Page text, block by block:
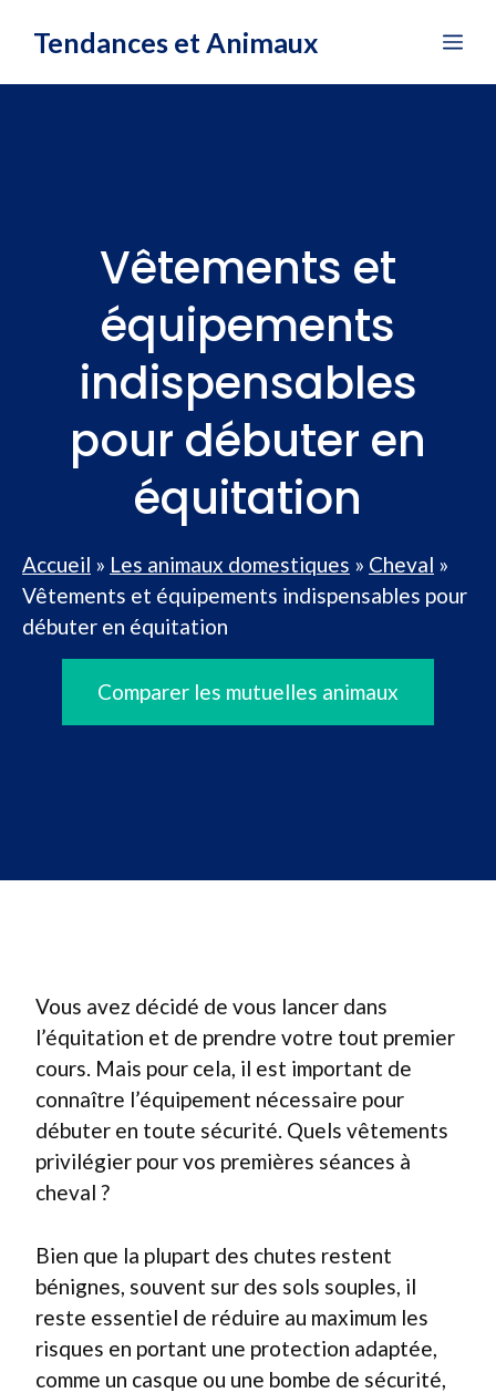
Tendances et Animaux
Vêtements et
équipements
indispensables
pour débuter en
équitation
Accueil » Les animaux domestiques » Cheval »
Vêtements et équipements indispensables pour
débuter en équitation
Comparer les mutuelles animaux
Vous avez décidé de vous lancer dans
l’équitation et de prendre votre tout premier
cours. Mais pour cela, il est important de
connaître l’équipement nécessaire pour
débuter en toute sécurité. Quels vêtements
privilégier pour vos premières séances à
cheval ?
Bien que la plupart des chutes restent
bénignes, souvent sur des sols souples, il
reste essentiel de réduire au maximum les
risques en portant une protection adaptée,
comme un casque ou une bombe de sécurité,